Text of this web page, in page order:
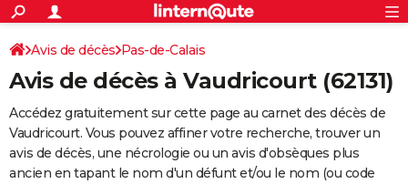
ACTUALITÉS
Politique
Société
Faits Divers
Education
Monde
Villes
+
SPORT
Coupe du monde 2026
Football
Tennis
Cyclisme
Rugby
Forum
Programme TV
TNTStreaming
Cinéma
Sorties cinéma
Musique
+
FINANCE
Retraite
Impôts
Epargne
Immobilier
Risques naturels par ville
Banque
Assurance
Crédit
AUTO
S'inscrire
Connexion
Avis de décès Pas-de-Calais
Avis de décès à Vaudricourt (62131)
Accédez gratuitement sur cette page au carnet des décès de
Vaudricourt. Vous pouvez affiner votre recherche, trouver un
avis de décès, une nécrologie ou un avis d'obsèques plus
ancien en tapant le nom d'un défunt et/ou le nom (ou code